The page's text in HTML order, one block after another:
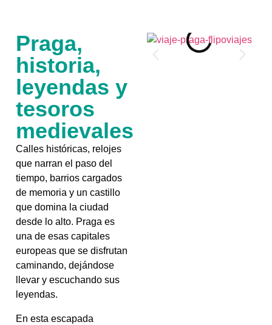
Praga,
historia,
leyendas y
tesoros
medievales
Calles históricas, relojes
que narran el paso del
tiempo, barrios cargados
de memoria y un castillo
que domina la ciudad
desde lo alto. Praga es
una de esas capitales
europeas que se disfrutan
caminando, dejándose
llevar y escuchando sus
leyendas.
En esta escapada